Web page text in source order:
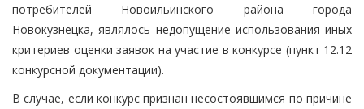
потребителей Новоильинского района города
Новокузнецка, являлось недопущение использования иных
критериев оценки заявок на участие в конкурсе (пункт 12.12
конкурсной документации).
В случае, если конкурс признан несостоявшимся по причине